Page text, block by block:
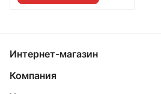
Интернет-магазин
Компания